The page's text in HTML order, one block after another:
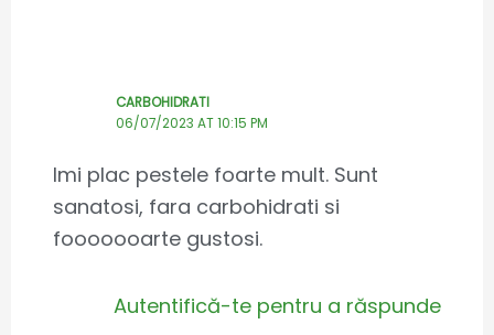
CARBOHIDRATI
06/07/2023 AT 10:15 PM
Imi plac pestele foarte mult. Sunt
sanatosi, fara carbohidrati si
fooooooarte gustosi.
Autentifică-te pentru a răspunde